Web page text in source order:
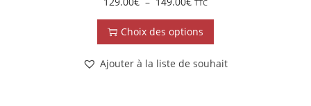
TTC
Choix des options
Ajouter à la liste de souhait